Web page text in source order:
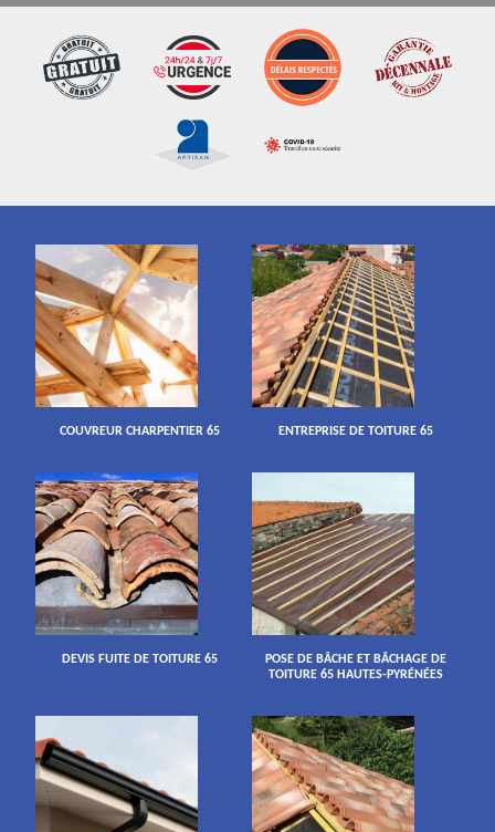
COUVREUR CHARPENTIER 65 ENTREPRISE DE TOITURE 65
DEVIS FUITE DE TOITURE 65
POSE DE BÂCHE ET BÂCHAGE DE
TOITURE 65 HAUTES-PYRÉNÉES